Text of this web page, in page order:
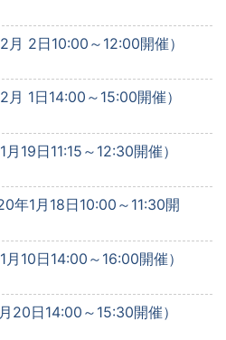
2日10:00～12:00開催）
1日14:00～15:00開催）
19日11:15～12:30開催）
年1月18日10:00～11:30開
10日14:00～16:00開催）
20日14:00～15:30開催）